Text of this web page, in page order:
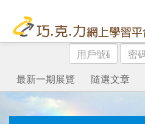
用
戶
號
碼
密
碼
最新一期展覽
隨選文章